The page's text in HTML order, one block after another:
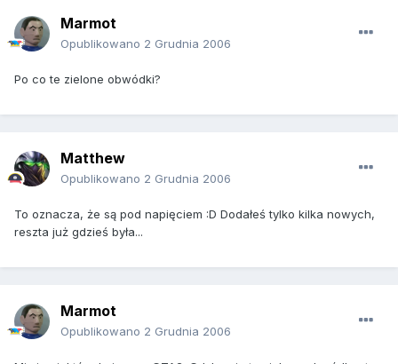
Marmot
Opublikowano 2 Grudnia 2006
Po co te zielone obwódki?
Matthew
Opublikowano 2 Grudnia 2006
To oznacza, że są pod napięciem :D Dodałeś tylko kilka nowych,
reszta już gdzieś była...
Marmot
Opublikowano 2 Grudnia 2006